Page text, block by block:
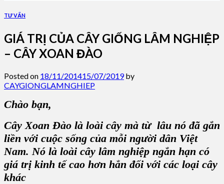
TƯ VẤN
GIÁ TRỊ CỦA CÂY GIỐNG LÂM NGHIỆP
– CÂY XOAN ĐÀO
Posted on 18/11/201415/07/2019by
CAYGIONGLAMNGHIEP
Chào bạn,
Cây Xoan Đào là loài cây mà từ lâu nó đã gắn
liền với cuộc sống của mỗi người dân Việt
Nam. Nó là loài cây lâm nghiệp ngắn hạn có
giá trị kinh tế cao hơn hẳn đối với các loại cây
khác